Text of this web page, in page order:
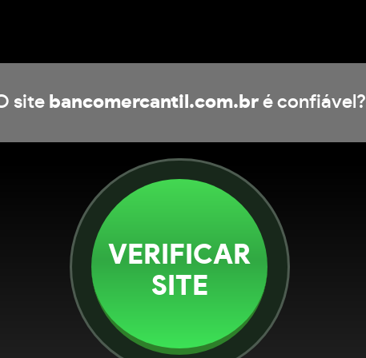
site bancomercantil.com.bré confiável?
VERIFICAR
SITE